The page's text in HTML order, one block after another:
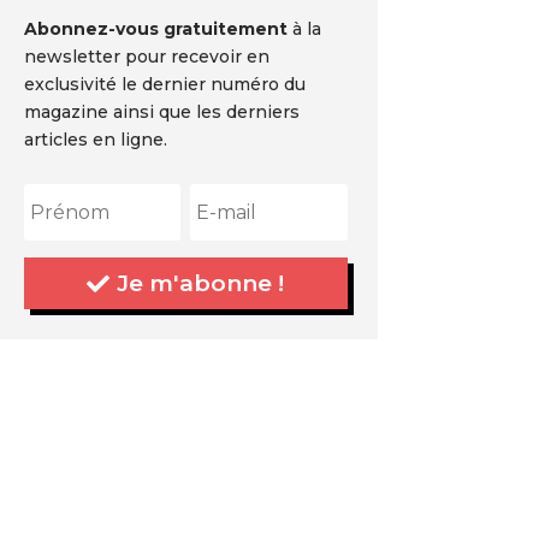
Abonnez-vous gratuitementà la
newsletter pour recevoir en
exclusivité le dernier numéro du
magazine ainsi que les derniers
articles en ligne.
Je m'abonne !